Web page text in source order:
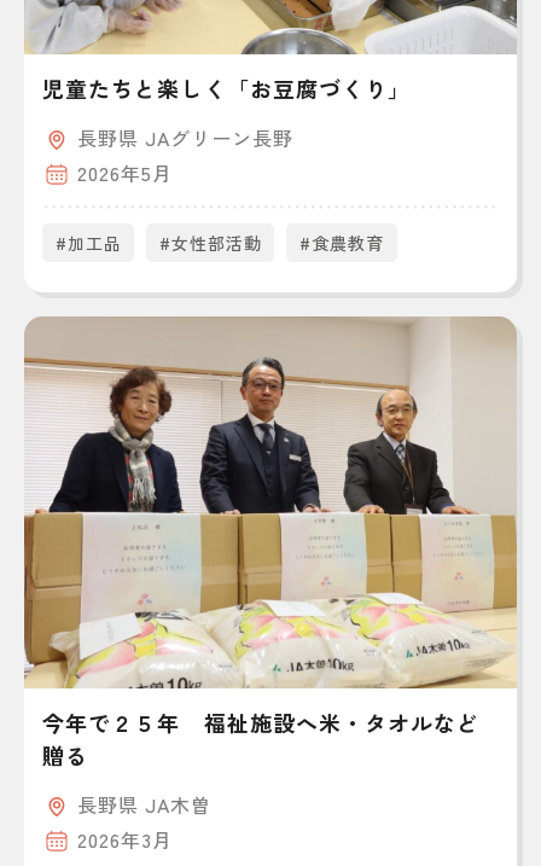
児童たちと楽しく「お豆腐づくり」
長野県 JAグリーン長野
2026年5月
#加工品 #女性部活動 #食農教育
今年で２５年 福祉施設へ米・タオルなど
贈る
長野県 JA木曽
2026年3月